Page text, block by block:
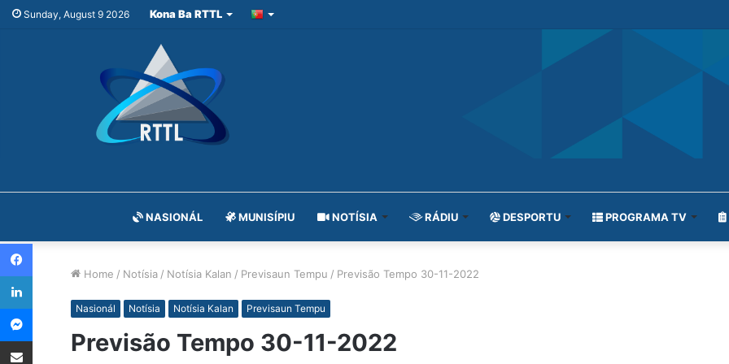
Sunday, August 9 2026 Kona Ba RTTL
NASIONÁL MUNISÍPIU NOTÍSIA RÁDIU DESPORTU PROGRAMA TV
Home / Notísia / Notísia Kalan / Previsaun Tempu / Previsão Tempo 30-11-2022
Nasionál Notísia Notísia Kalan Previsaun Tempu
Previsão Tempo 30-11-2022
Facebook
LinkedIn
Messenger